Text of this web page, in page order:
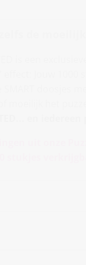
de
is een
effect: Jouw
SMART doosjes
of moeilijk het
en
uit onze